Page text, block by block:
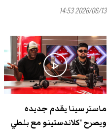
2026/06/13 14:53
play_arrow
ماستر سينا يقدم جديده
ويصرح 'كلاندستينو مع بلطي